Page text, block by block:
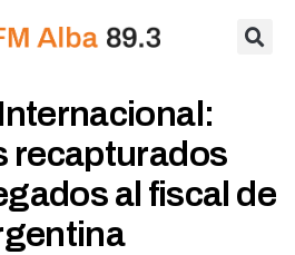
recapturados
al fiscal de